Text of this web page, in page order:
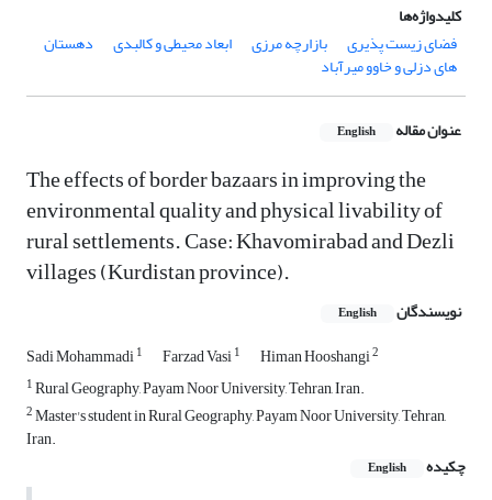
کلیدواژه‌ها
فضای زیست پذیری
بازارچه مرزی ابعاد محیطی و کالبدی دهستان
های دزلی و خاوو میرآباد
عنوان مقاله English
The effects of border bazaars in improving the
environmental quality and physical livability of
rural settlements. Case: Khavomirabad and Dezli
villages (Kurdistan province).
نویسندگان English
Sadi Mohammadi1 Farzad Vasi1 Himan Hooshangi2
1Rural Geography, Payam Noor University, Tehran, Iran.
2Master's student in Rural Geography, Payam Noor University, Tehran,
Iran.
چکیده
English